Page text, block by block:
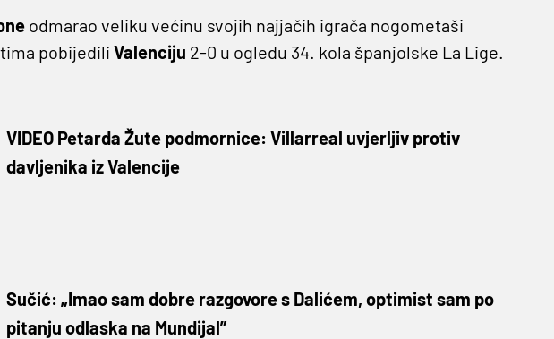
odmarao veliku većinu svojih najjačih igrača nogometaši
pobijedili Valenciju 2-0 u ogledu 34. kola španjolske La Lige.
VIDEO Petarda Žute podmornice: Villarreal uvjerljiv protiv
davljenika iz Valencije
Sučić: „Imao sam dobre razgovore s Dalićem, optimist sam po
pitanju odlaska na Mundijal”